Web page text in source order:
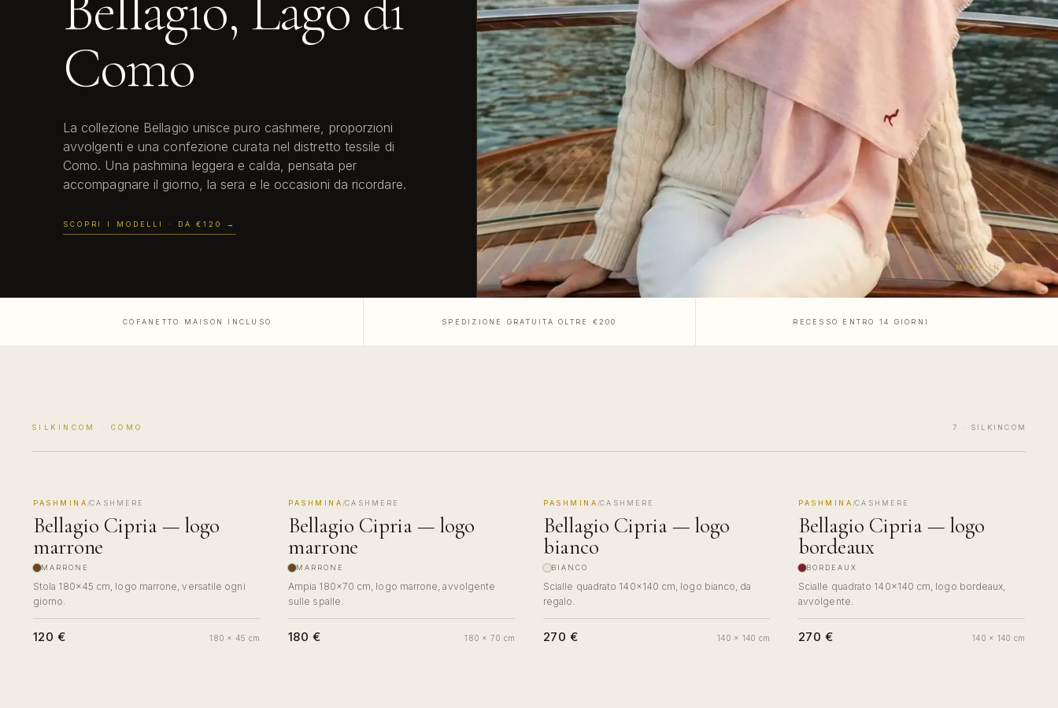
Como
La collezione Bellagio unisce puro cashmere, proporzioni
avvolgenti e una confezione curata nel distretto tessile di
Como. Una pashmina leggera e calda, pensata per
accompagnare il giorno, la sera e le occasioni da ricordare.
SCOPRI I MODELLI · DA €120 →
MADE IN COMO
COFANETTO MAISON INCLUSO SPEDIZIONE GRATUITA OLTRE €200 RECESSO ENTRO 14 GIORNI
SILKINCOM · COMO 7 · SILKINCOM
MADE IN COMO
PASHMINA /CASHMERE
Bellagio Cipria — logo
marrone
MARRONE
Stola 180×45 cm, logo marrone, versatile ogni
giorno.
120 € 180 x 45 cm
MADE IN COMO
PASHMINA /CASHMERE
Bellagio Cipria — logo
marrone
MARRONE
Ampia 180×70 cm, logo marrone, avvolgente
sulle spalle.
180 € 180 x 70 cm
MADE IN COMO
PASHMINA /CASHMERE
Bellagio Cipria — logo
bianco
BIANCO
Scialle quadrato 140×140 cm, logo bianco, da
regalo.
270 € 140 x 140 cm
MADE IN COMO
PASHMINA /CASHMERE
Bellagio Cipria — logo
bordeaux
BORDEAUX
Scialle quadrato 140×140 cm, logo bordeaux,
avvolgente.
270 € 140 x 140 cm